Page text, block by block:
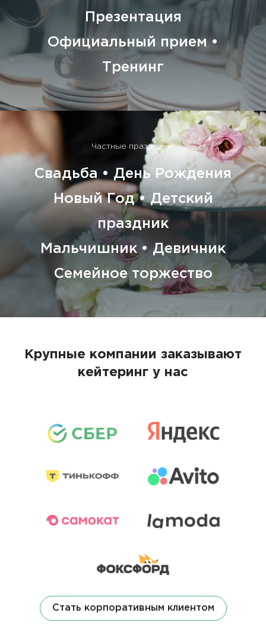
Презентация
Официальный прием •
Тренинг
Частные праздники:
Свадьба • День Рождения
Новый Год • Детский
праздник
Мальчишник • Девичник
Семейное торжество
Крупные компании заказывают
кейтеринг у нас
Стать корпоративным клиентом